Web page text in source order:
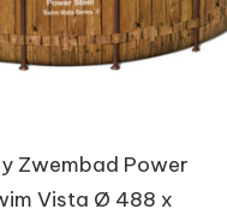
Zwembad Power
Vista Ø 488 x